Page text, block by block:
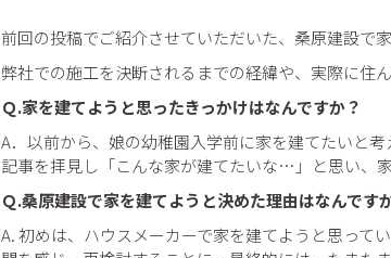
前回の投稿でご紹介させていただいた、桑原建設で
弊社での施工を決断されるまでの経緯や、実際に住
Ｑ.家を建てようと思ったきっかけはなんですか？
A．以前から、娘の幼稚園入学前に家を建てたいと
記事を拝見し「こんな家が建てたいな…」と思い、
Ｑ.桑原建設で家を建てようと決めた理由はなんです
A. 初めは、ハウスメーカーで家を建てようと思って